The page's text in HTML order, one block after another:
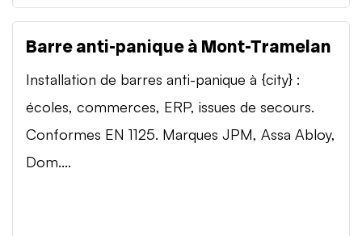
Barre anti-panique à Mont-Tramelan
Installation de barres anti-panique à {city} :
écoles, commerces, ERP, issues de secours.
Conformes EN 1125. Marques JPM, Assa Abloy,
Dom....